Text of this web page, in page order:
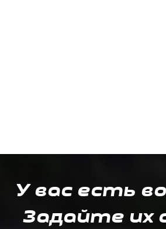
У вас есть
Задайте их